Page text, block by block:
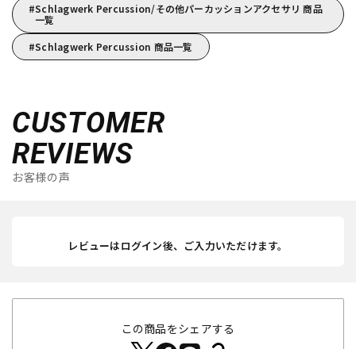
Schlagwerk Percussion/その他パーカッションアクセサリ 商品
一覧
Schlagwerk Percussion 商品一覧
CUSTOMER
REVIEWS
お客様の声
レビューはログイン後、ご入力いただけます。
この商品をシェアする